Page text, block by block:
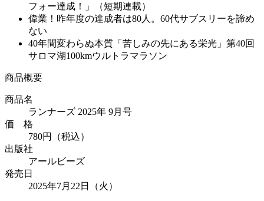
フォー達成！」（短期連載）
偉業！昨年度の達成者は80人。60代サブスリーを諦め
ない
40年間変わらぬ本質「苦しみの先にある栄光」第40回
サロマ湖100kmウルトラマラソン
商品概要
商品名
ランナーズ 2025年 9月号
価 格
780円（税込）
出版社
アールビーズ
発売日
2025年7月22日（火）